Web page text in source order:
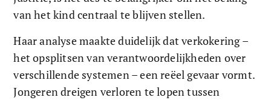
van het kind centraal te blijven stellen.
Haar analyse maakte duidelijk dat verkokering –
het opsplitsen van verantwoordelijkheden over
verschillende systemen – een reëel gevaar vormt.
Jongeren dreigen verloren te lopen tussen